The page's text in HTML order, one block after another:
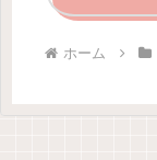
ホーム